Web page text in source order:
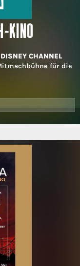
KINO
DISNEY CHANNEL
für die